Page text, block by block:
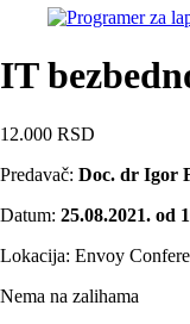
IT
12.000 RSD
Predavač: Doc. dr Igor
Datum: 25.08.2021. od
Lokacija: Envoy
Nema na zalihama